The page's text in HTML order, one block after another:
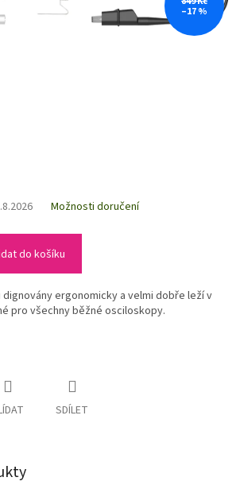
–17 %
Možnosti doručení
do košíku
ergonomicky a velmi dobře leží v
pro všechny běžné osciloskopy.
SDÍLET